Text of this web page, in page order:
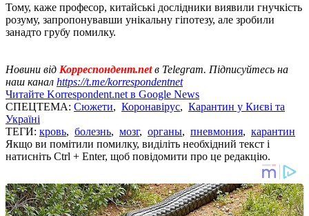
Тому, каже професор, китайські дослідники виявили гнучкість
розуму, запропонувавши унікальну гіпотезу, але зробили
занадто грубу помилку.
Новини від Корреспондент.netв Telegram. Підписуйтесь на
наш канал https://t.me/korrespondentnet
Читайте Korrespondent.net в Google News
СПЕЦТЕМА: Сюжети, Коронавірус, Карантин у Києві та
Україні
ТЕГИ: кровь, болезнь, мозг, органы, пневмония, карантин
Якщо ви помітили помилку, виділіть необхідний текст і
натисніть Ctrl + Enter, щоб повідомити про це редакцію.